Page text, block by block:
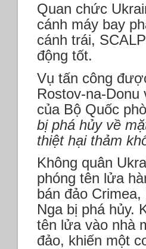
Quan chức
cánh máy bay
cánh trái,
động tốt.
Vụ tấn công
Rostov-na-
của Bộ Quốc
bị phá hủy về
thiệt hại thảm
Không quân
phóng tên lửa
bán đảo
Nga bị phá hủy.
tên lửa vào nhà
đảo, khiến một